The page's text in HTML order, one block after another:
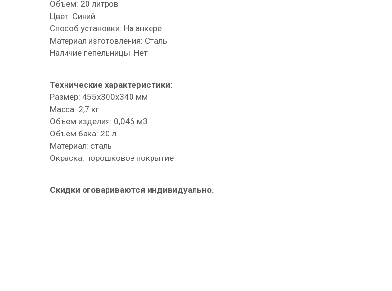
Объем: 20 литров
Цвет: Синий
Способ установки: На анкере
Материал изготовления: Сталь
Наличие пепельницы: Нет
Технические характеристики:
Размер: 455х300х340 мм
Масса: 2,7 кг
Объем изделия: 0,046 м3
Объем бака: 20 л
Материал: сталь
Окраска: порошковое покрытие
Скидки оговариваются индивидуально.